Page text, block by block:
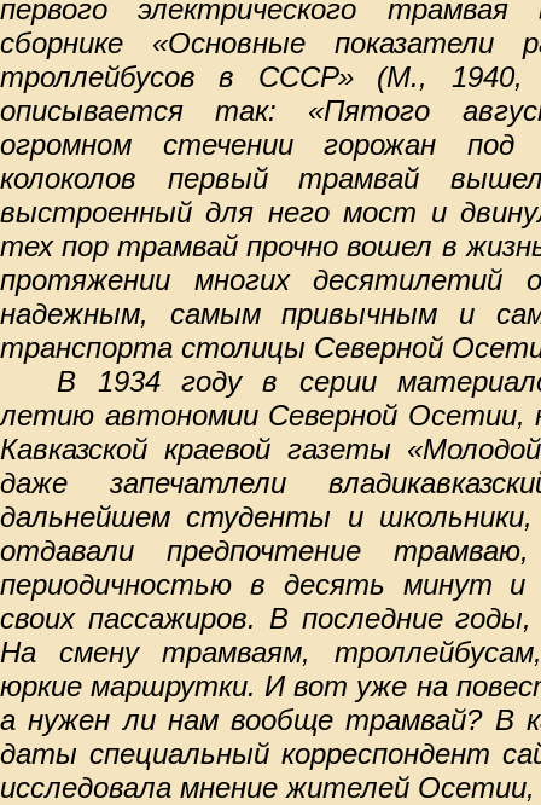
первого электрического
сборнике «Основные
троллейбусов в СССР» (М.,
описывается так: «Пятого
огромном стечении горожан под
колоколов первый трамвай
выстроенный для него мост и
тех пор трамвай прочно вошел в
протяжении многих десятилетий
надежным, самым привычным и
транспорта столицы Северной
В 1934 году в серии
летию автономии Северной Осетии,
Кавказской краевой газеты
даже запечатлели
дальнейшем студенты и
отдавали предпочтение
периодичностью в десять минут и
своих пассажиров. В последние
На смену трамваям,
юркие маршрутки. И вот уже на
а нужен ли нам вообще трамвай? В
даты специальный корреспондент
исследовала мнение жителей Осетии,